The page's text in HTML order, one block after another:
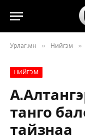
Урлаг.мн » Нийгэм »
НИЙГЭМ
танго
тайзнаа